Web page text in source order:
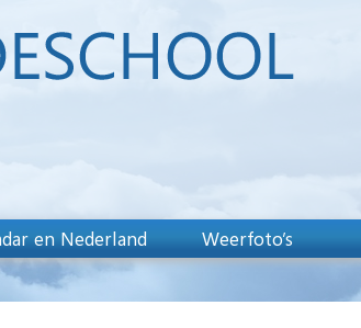
en Nederland Weerfoto’s